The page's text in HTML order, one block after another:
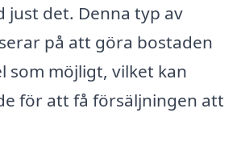
just det. Denna typ av
på att göra bostaden
som möjligt, vilket kan
för att få försäljningen att